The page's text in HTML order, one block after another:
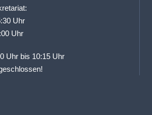
Uhr
Uhr
Uhr bis 10:15 Uhr